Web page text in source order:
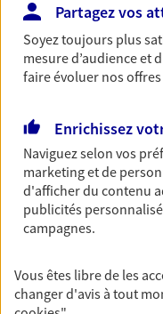
Réalisez vos
immobilier, études
du monde…
simplement, selon
Retraite
Préparez
votre vie avec les
notre solution PER
spécialement
Découvrir l'offre
Partagez vos
Soyez toujours plus
mesure d’audience et
faire évoluer nos
Enrichissez
Naviguez selon vos
marketing et de
d'afficher du contenu
publicités
campagnes.
Vous êtes libre de les
changer d'avis à tout